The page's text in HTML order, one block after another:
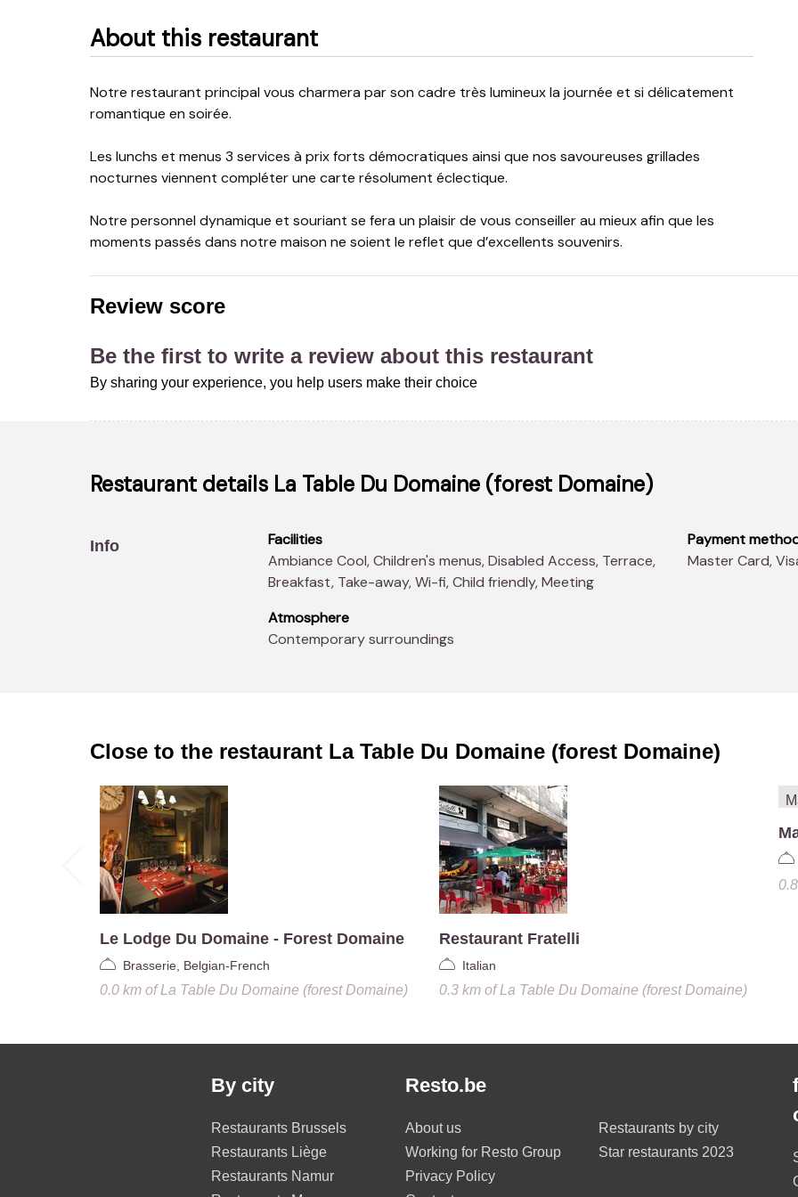
About this restaurant
Notre restaurant principal vous charmera par son cadre très lumineux la journée et si délicatement
romantique en soirée.
Les lunchs et menus 3 services à prix forts démocratiques ainsi que nos savoureuses grillades
nocturnes viennent compléter une carte résolument éclectique.
Notre personnel dynamique et souriant se fera un plaisir de vous conseiller au mieux afin que les
moments passés dans notre maison ne soient le reflet que d’excellents souvenirs.
Review score
Be the first to write a review about this restaurant
By sharing your experience, you help users make their choice
Restaurant details La Table Du Domaine (forest Domaine)
Info
Facilities
Ambiance Cool, Children's menus, Disabled Access, Terrace,
Breakfast, Take-away, Wi-fi, Child friendly, Meeting
Atmosphere
Contemporary surroundings
Payment
Master Card,
Close to the restaurant La Table Du Domaine (forest Domaine)
Le Lodge Du Domaine - Forest Domaine
Brasserie, Belgian-French
0.0 kmofLa Table Du Domaine (forest Domaine)
Restaurant Fratelli
Italian
0.3 kmofLa Table Du Domaine (forest Domaine)
By city
Restaurants Brussels
Restaurants Liège
Restaurants Namur
Resto.be
About us
Working for Resto Group
Privacy Policy
Restaurants by city
Star restaurants 2023